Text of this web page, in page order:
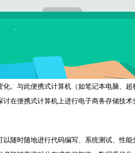
。与此便携式计算机（如笔记本电脑、
在便携式计算机上进行电子商务存储技术
随时随地进行代码编写、系统测试、性